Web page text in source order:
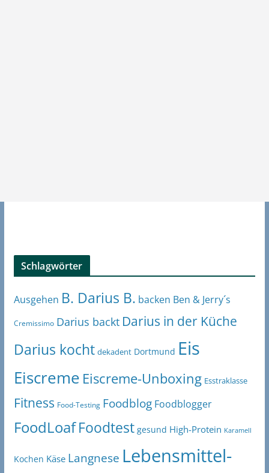
Schlagwörter
Ausgehen B. Darius B. backen Ben & Jerry´s
Cremissimo Darius backt Darius in der Küche
Darius kocht dekadent Dortmund Eis
Eiscreme Eiscreme-Unboxing Esstraklasse
Fitness Food-Testing Foodblog Foodblogger
FoodLoaf Foodtest gesund High-Protein Karamell
Kochen Käse Langnese Lebensmittel-